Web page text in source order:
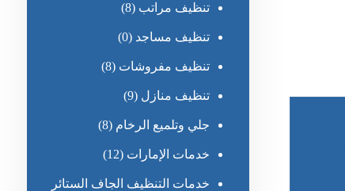
تنظيف مراتب (8)
تنظيف مساجد (0)
تنظيف مفروشات (8)
تنظيف منازل (9)
جلي وتلميع الرخام (8)
خدمات الإمارات (12)
خدمات التنظيف الجاف الستائر